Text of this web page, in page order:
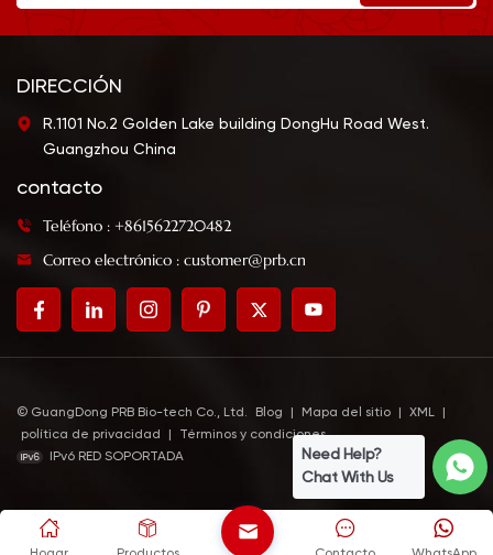
DIRECCIÓN
R.1101 No.2 Golden Lake building DongHu Road West.
Guangzhou China
contacto
Teléfono : +8615622720482
Correo electrónico : customer@prb.cn
© GuangDong PRB Bio-tech Co., Ltd. Blog Mapa del sitio XML
política de privacidad
Términos y condiciones
IPv6 RED SOPORTADA
Need Help?
Chat With Us